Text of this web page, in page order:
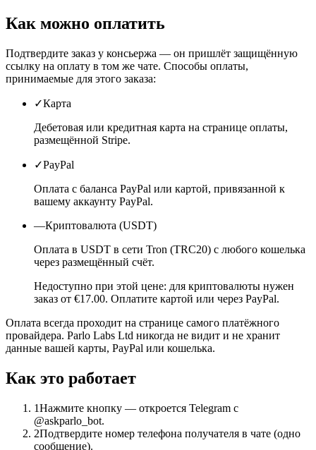
Как можно оплатить
Подтвердите заказ у консьержа — он пришлёт защищённую
ссылку на оплату в том же чате. Способы оплаты,
принимаемые для этого заказа:
✓Карта
Дебетовая или кредитная карта на странице оплаты,
размещённой Stripe.
✓PayPal
Оплата с баланса PayPal или картой, привязанной к
вашему аккаунту PayPal.
—Криптовалюта (USDT)
Оплата в USDT в сети Tron (TRC20) с любого кошелька
через размещённый счёт.
Недоступно при этой цене: для криптовалюты нужен
заказ от €17.00. Оплатите картой или через PayPal.
Оплата всегда проходит на странице самого платёжного
провайдера. Parlo Labs Ltd никогда не видит и не хранит
данные вашей карты, PayPal или кошелька.
Как это работает
1Нажмите кнопку — откроется Telegram с
@askparlo_bot.
2Подтвердите номер телефона получателя в чате (одно
сообщение).